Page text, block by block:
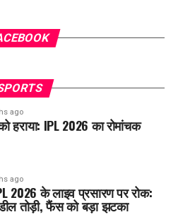
ago
हराया: IPL 2026 का रोमांचक
ago
2026 के लाइव प्रसारण पर रोक:
तोड़ी, फैंस को बड़ा झटका